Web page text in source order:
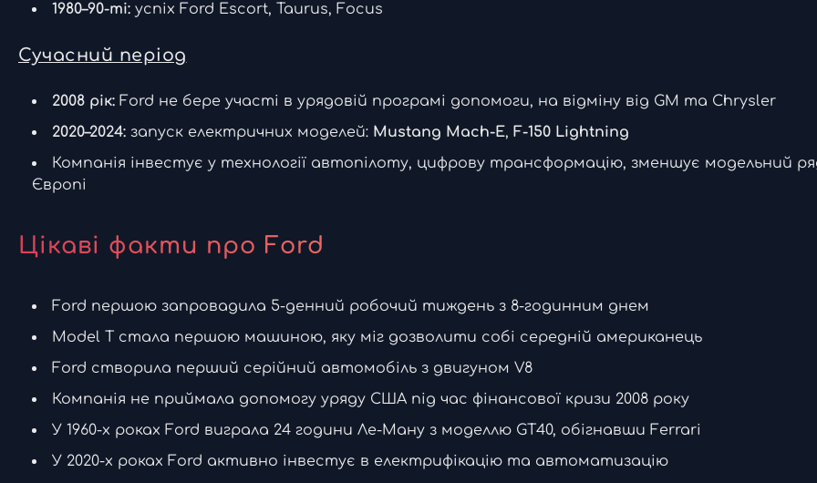
1980–90-ті: успіх Ford Escort, Taurus, Focus
Сучасний період
2008 рік: Ford не бере участі в урядовій програмі допомоги, на відміну від GM та Chrysler
2020–2024: запуск електричних моделей: Mustang Mach-E, F-150 Lightning
Компанія інвестує у технології автопілоту, цифрову трансформацію, зменшує модельний
Європі
Цікаві факти про Ford
Ford першою запровадила 5-денний робочий тиждень з 8-годинним днем
Model T стала першою машиною, яку міг дозволити собі середній американець
Ford створила перший серійний автомобіль з двигуном V8
Компанія не приймала допомогу уряду США під час фінансової кризи 2008 року
У 1960-х роках Ford виграла 24 години Ле-Ману з моделлю GT40, обігнавши Ferrari
У 2020-х роках Ford активно інвестує в електрифікацію та автоматизацію